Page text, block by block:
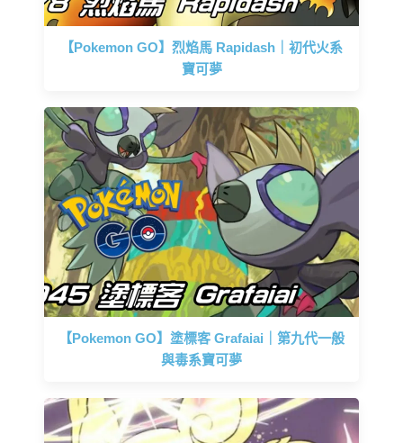
【Pokemon GO】烈焰馬 Rapidash｜初代火系
寶可夢
【Pokemon GO】塗標客 Grafaiai｜第九代一般
與毒系寶可夢